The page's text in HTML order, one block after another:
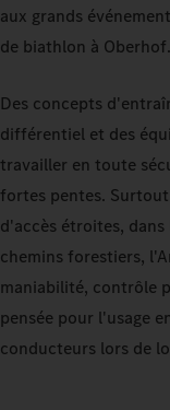
aux grands
de biathlon à Oberhof.
Des concepts
différentiel et des
travailler en toute
fortes pentes.
d'accès étroites,
chemins forestiers,
maniabilité, contrôle
pensée pour l'usage
conducteurs lors de